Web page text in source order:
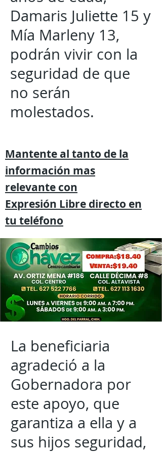
Damaris Juliette 15 y
Mía Marleny 13,
podrán vivir con la
seguridad de que
no serán
molestados.
Mantente al tanto de la
información mas
relevante con
Expresión Libre directo en
tu teléfono
La beneficiaria
agradeció a la
Gobernadora por
este apoyo, que
garantiza a ella y a
sus hijos seguridad,